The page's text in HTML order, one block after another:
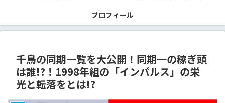
プロフィール
千鳥の同期一覧を大公開！同期一の稼ぎ頭
は誰!?！1998年組の「インパルス」の栄
光と転落をとは!?